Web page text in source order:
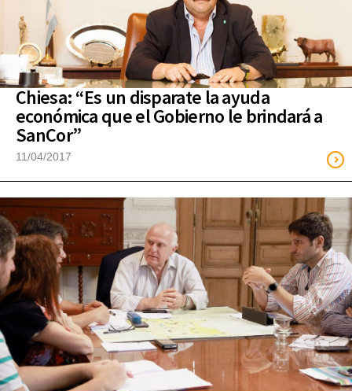
Chiesa: “Es un disparate la ayuda
económica que el Gobierno le brindará a
SanCor”
11/04/2017